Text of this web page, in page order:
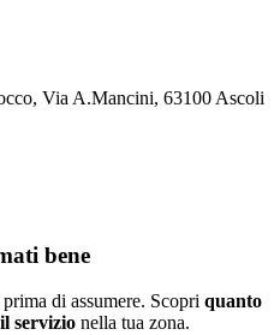
Via A.Mancini, 63100 Ascoli
bene
di assumere. Scopri quanto
servizio nella tua zona.